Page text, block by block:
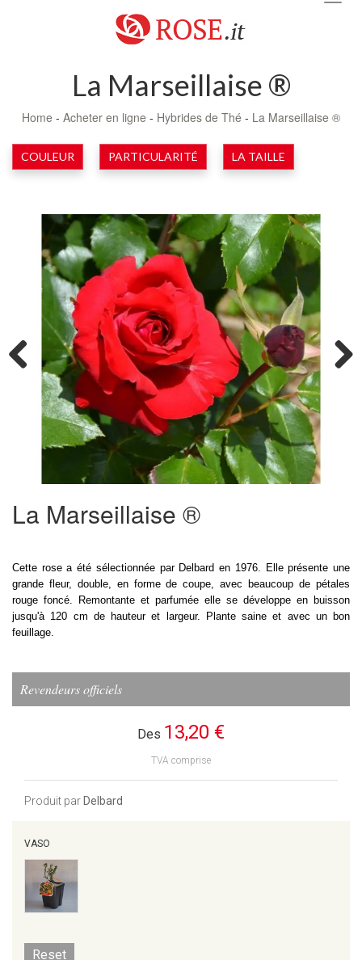
La Marseillaise ®
Home - Acheter en ligne - Hybrides de Thé - La Marseillaise ®
COULEUR PARTICULARITÉ LA TAILLE
Previous
La Marseillaise ®
Cette rose a été sélectionnée par Delbard en 1976. Elle présente une
grande fleur, double, en forme de coupe, avec beaucoup de pétales
rouge foncé. Remontante et parfumée elle se développe en buisson
jusqu'à 120 cm de hauteur et largeur. Plante saine et avec un bon
feuillage.
Revendeurs officiels
Des 13,20 €
TVA comprise
Produit par Delbard
VASO
Reset